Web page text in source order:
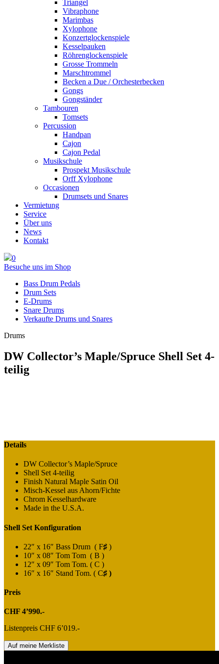
Triangel
Vibraphone
Marimbas
Xylophone
Konzertglockenspiele
Kesselpauken
Röhren­glocken­spiele
Grosse Trommeln
Marschtrommel
Becken a Due / Orchester­becken
Gongs
Gongständer
Tambouren
Tomsets
Percussion
Handpan
Cajon
Cajon Pedal
Musikschule
Prospekt Musikschule
Orff Xylophone
Occasionen
Drumsets und Snares
Vermietung
Service
Über uns
News
Kontakt
0
Besuche uns im Shop
Bass Drum Pedals
Drum Sets
E-Drums
Snare Drums
Verkaufte Drums und Snares
Drums
DW Collector’s Maple/Spruce Shell Set 4-
teilig
Details
DW Collector’s Maple/Spruce
Shell Set 4-teilig
Finish Natural Maple Satin Oil
Misch-Kessel aus Ahorn/Fichte
Chrom Kesselhardware
Made in the U.S.A.
Shell Set Konfiguration
22″ x 16″ Bass Drum ( F♯ )
10″ x 08″ Tom Tom ( B )
12″ x 09″ Tom Tom. ( C )
16″ x 16″ Stand Tom. ( C♯ )
Preis
CHF 4’990.-
Listenpreis CHF 6’019.-
Auf meine Merkliste